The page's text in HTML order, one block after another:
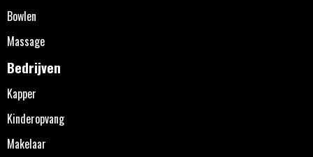
Bowlen
Massage
Bedrijven
Kapper
Kinderopvang
Makelaar